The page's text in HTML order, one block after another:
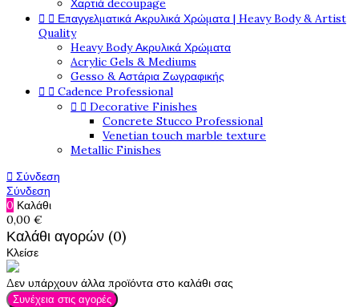
Χαρτιά decoupage
  Επαγγελματικά Ακρυλικά Χρώματα | Heavy Body & Artist
Quality
Heavy Body Ακρυλικά Χρώματα
Acrylic Gels & Mediums
Gesso & Αστάρια Ζωγραφικής
  Cadence Professional
  Decorative Finishes
Concrete Stucco Professional
Venetian touch marble texture
Metallic Finishes
 Σύνδεση
Σύνδεση
0 Καλάθι
0,00 €
Καλάθι αγορών (0)
Κλείσε
Δεν υπάρχουν άλλα προϊόντα στο καλάθι σας
Συνέχεια στις αγορές